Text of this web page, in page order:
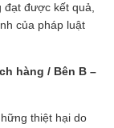
được kết quả,
của pháp luật
hàng / Bên B –
thiệt hại do